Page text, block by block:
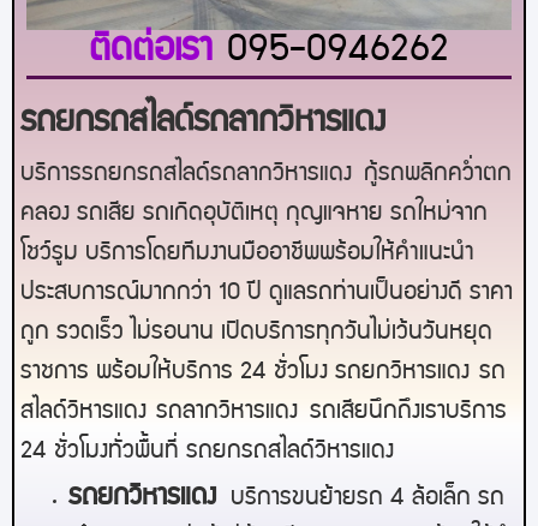
ติดต่อเรา 095-0946262
รถยกรถสไลด์รถลากวิหารแดง
บริการรถยกรถสไลด์รถลากวิหารแดง กู้รถพลิกคว่ำตก
คลอง รถเสีย รถเกิดอุบัติเหตุ กุญแจหาย รถใหม่จาก
โชว์รูม บริการโดยทีมงานมืออาชีพพร้อมให้คำแนะนำ
ประสบการณ์มากกว่า 10 ปี ดูแลรถท่านเป็นอย่างดี ราคา
ถูก รวดเร็ว ไม่รอนาน เปิดบริการทุกวันไม่เว้นวันหยุด
ราชการ พร้อมให้บริการ 24 ชั่วโมง รถยกวิหารแดง รถ
สไลด์วิหารแดง รถลากวิหารแดง รถเสียนึกถึงเราบริการ
24 ชั่วโมงทั่วพื้นที่ รถยกรถสไลด์วิหารแดง
รถยกวิหารแดง
บริการขนย้ายรถ 4 ล้อเล็ก รถ